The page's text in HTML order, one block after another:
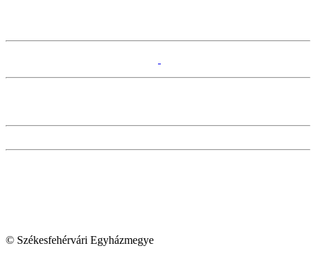
© Székesfehérvári Egyházmegye